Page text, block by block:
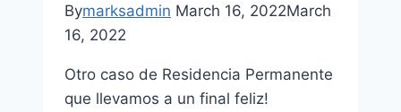
Bymarksadmin March 16, 2022March
16, 2022
Otro caso de Residencia Permanente
que llevamos a un final feliz!